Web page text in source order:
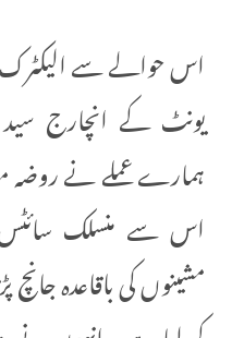
اس حوالے سے
یونٹ کے انچارج سید
ہمارے عملے نے روضہ
اس سے منسلک
مشینوں کی باقاعدہ